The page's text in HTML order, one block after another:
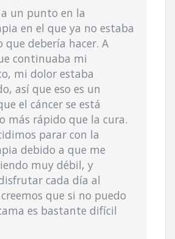
un punto en la
en el que ya no estaba
que deberí­a hacer. A
continuaba mi
mi dolor estaba
así­ que eso es un
el cáncer se está
más rápido que la cura.
parar con la
debido a que me
muy débil, y
cada dí­a al
que si no puedo
es bastante difí­cil